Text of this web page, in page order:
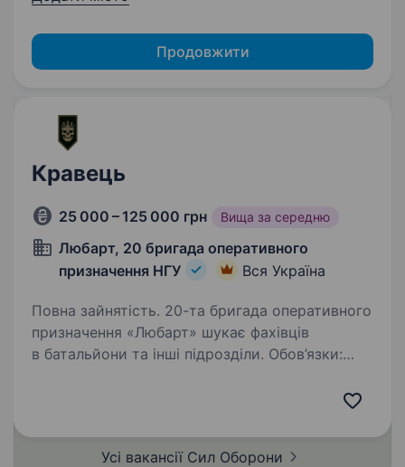
Продовжити
Кравець
25 000 – 125 000 грн Вища за середню
Любарт, 20 бригада оперативного
призначення НГУ
Вся Україна
Повна зайнятість. 20-та бригада оперативного
призначення «Любарт» шукає фахівців
в батальйони та інші підрозділи. Обов’язки:
Усі вакансії Сил Оборони